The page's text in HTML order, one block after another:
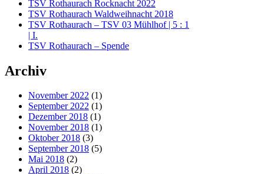
TSV Rothaurach Rocknacht 2022
TSV Rothaurach Waldweihnacht 2018
TSV Rothaurach – TSV 03 Mühlhof | 5 : 1
| I.
TSV Rothaurach – Spende
Archiv
November 2022 (1)
September 2022 (1)
Dezember 2018 (1)
November 2018 (1)
Oktober 2018 (3)
September 2018 (5)
Mai 2018 (2)
April 2018 (2)